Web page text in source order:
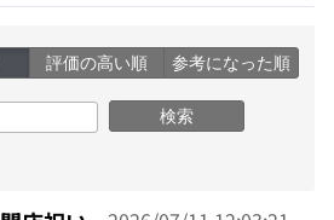
評価の高い順 参考になった順
検索